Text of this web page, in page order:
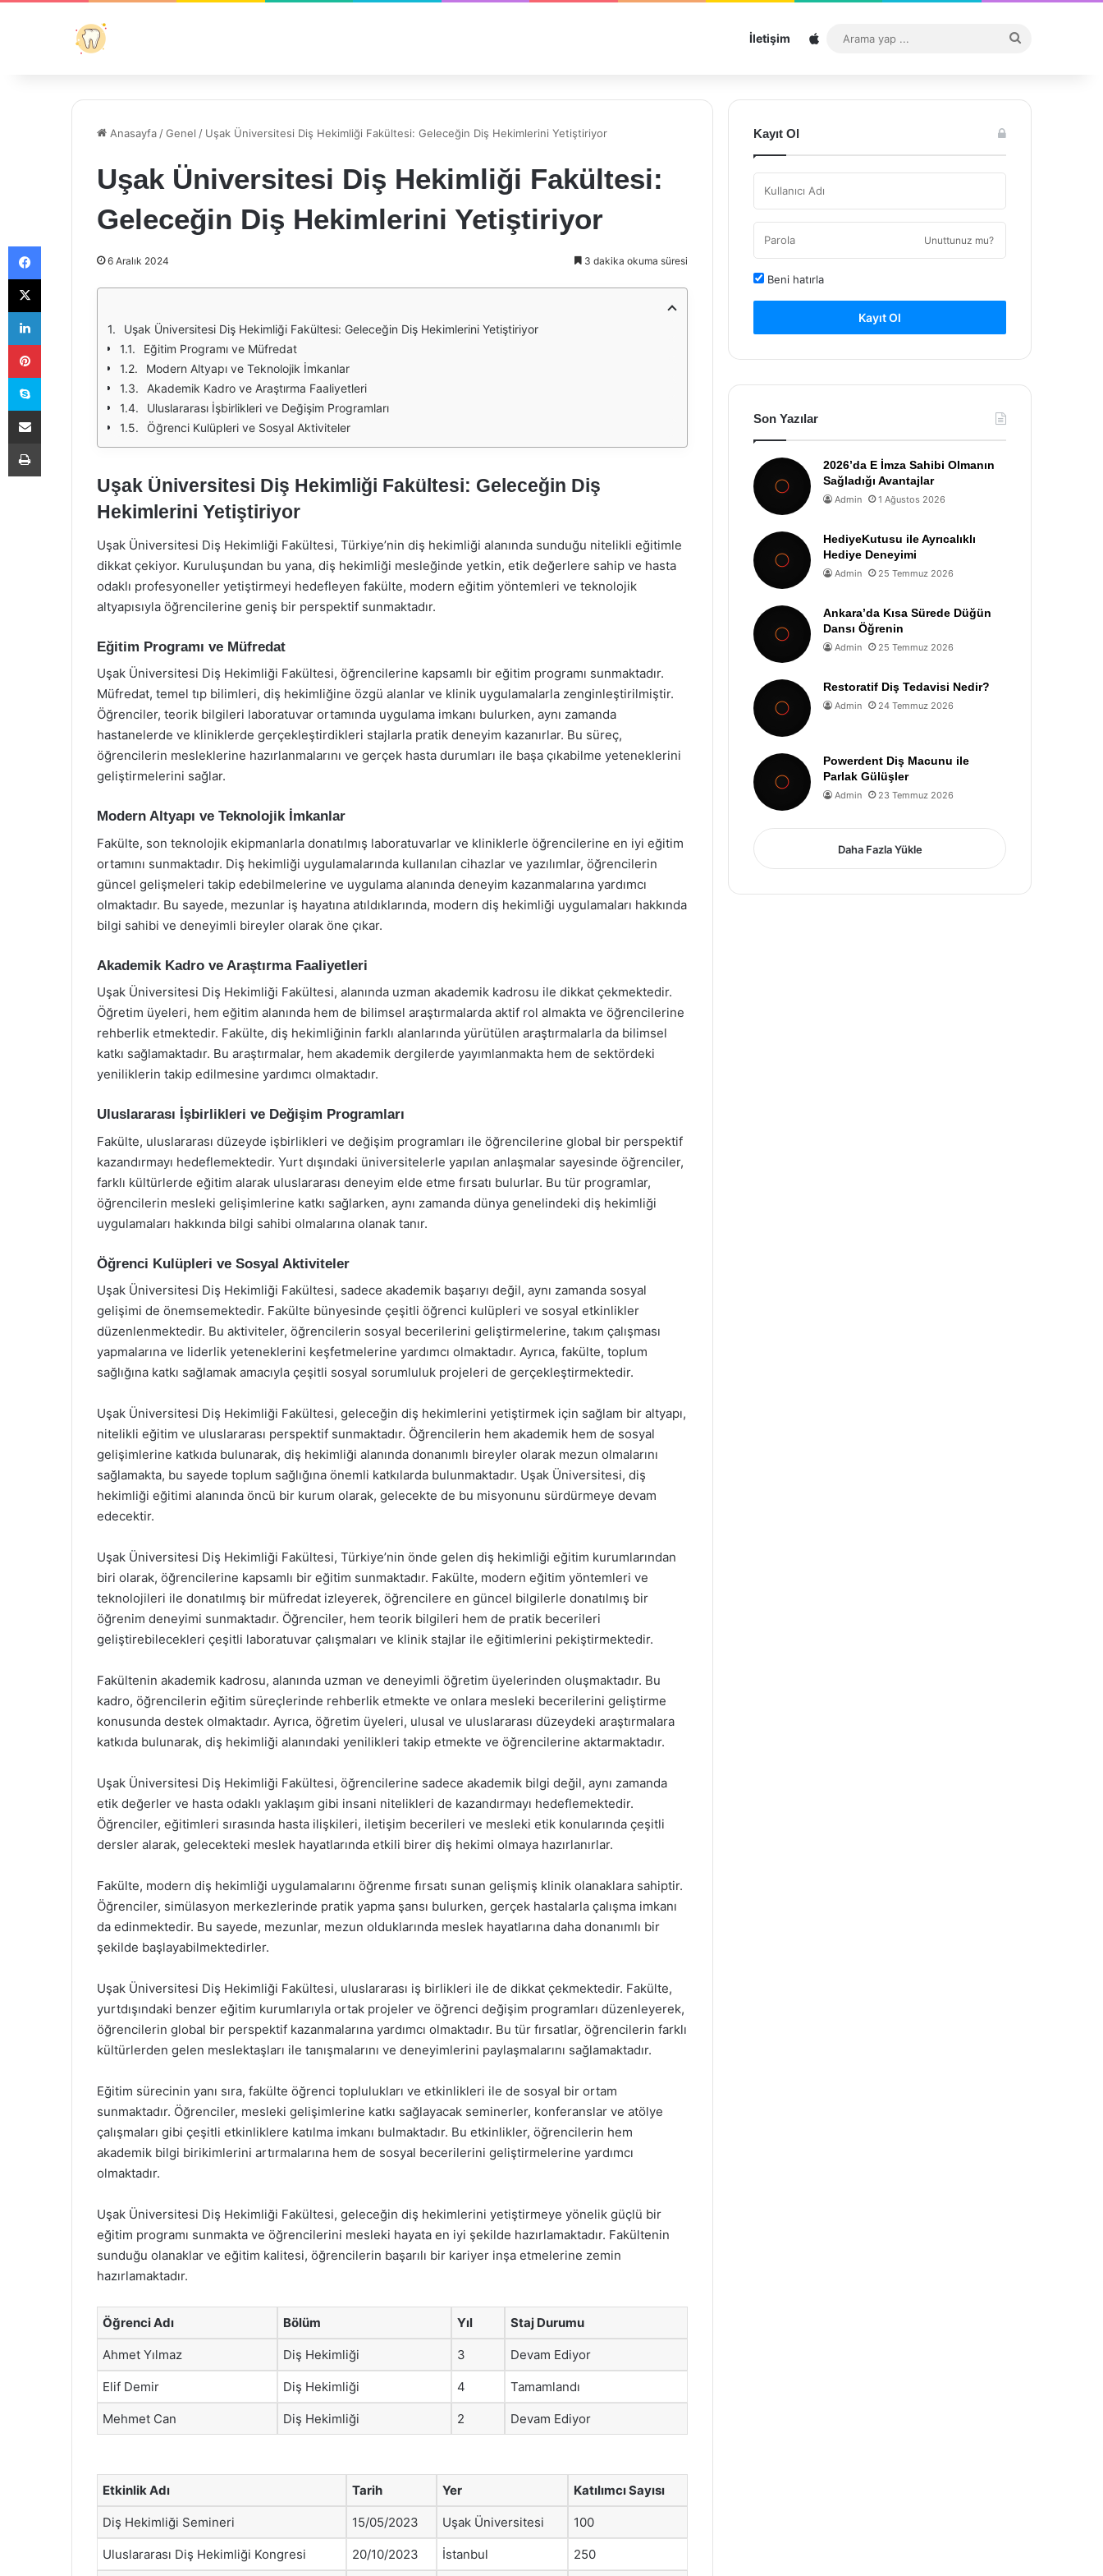
İletişim Sitemap
...
Anasayfa /Genel / Uşak Üniversitesi Diş Hekimliği Fakültesi: Geleceğin Diş Hekimlerini Yetiştiriyor
Uşak Üniversitesi Diş Hekimliği Fakültesi:
Geleceğin Diş Hekimlerini Yetiştiriyor
6 Aralık 2024 3 dakika okuma süresi
Uşak Üniversitesi Diş Hekimliği Fakültesi: Geleceğin Diş Hekimlerini Yetiştiriyor
Eğitim Programı ve Müfredat
Modern Altyapı ve Teknolojik İmkanlar
Akademik Kadro ve Araştırma Faaliyetleri
Uluslararası İşbirlikleri ve Değişim Programları
Öğrenci Kulüpleri ve Sosyal Aktiviteler
Uşak Üniversitesi Diş Hekimliği Fakültesi: Geleceğin Diş
Hekimlerini Yetiştiriyor
Uşak Üniversitesi Diş Hekimliği Fakültesi, Türkiye’nin diş hekimliği alanında sunduğu nitelikli eğitimle
dikkat çekiyor. Kuruluşundan bu yana, diş hekimliği mesleğinde yetkin, etik değerlere sahip ve hasta
odaklı profesyoneller yetiştirmeyi hedefleyen fakülte, modern eğitim yöntemleri ve teknolojik
altyapısıyla öğrencilerine geniş bir perspektif sunmaktadır.
Eğitim Programı ve Müfredat
Uşak Üniversitesi Diş Hekimliği Fakültesi, öğrencilerine kapsamlı bir eğitim programı sunmaktadır.
Müfredat, temel tıp bilimleri, diş hekimliğine özgü alanlar ve klinik uygulamalarla zenginleştirilmiştir.
Öğrenciler, teorik bilgileri laboratuvar ortamında uygulama imkanı bulurken, aynı zamanda
hastanelerde ve kliniklerde gerçekleştirdikleri stajlarla pratik deneyim kazanırlar. Bu süreç,
öğrencilerin mesleklerine hazırlanmalarını ve gerçek hasta durumları ile başa çıkabilme yeteneklerini
geliştirmelerini sağlar.
Modern Altyapı ve Teknolojik İmkanlar
Fakülte, son teknolojik ekipmanlarla donatılmış laboratuvarlar ve kliniklerle öğrencilerine en iyi eğitim
ortamını sunmaktadır. Diş hekimliği uygulamalarında kullanılan cihazlar ve yazılımlar, öğrencilerin
güncel gelişmeleri takip edebilmelerine ve uygulama alanında deneyim kazanmalarına yardımcı
olmaktadır. Bu sayede, mezunlar iş hayatına atıldıklarında, modern diş hekimliği uygulamaları hakkında
bilgi sahibi ve deneyimli bireyler olarak öne çıkar.
Akademik Kadro ve Araştırma Faaliyetleri
Uşak Üniversitesi Diş Hekimliği Fakültesi, alanında uzman akademik kadrosu ile dikkat çekmektedir.
Öğretim üyeleri, hem eğitim alanında hem de bilimsel araştırmalarda aktif rol almakta ve öğrencilerine
rehberlik etmektedir. Fakülte, diş hekimliğinin farklı alanlarında yürütülen araştırmalarla da bilimsel
katkı sağlamaktadır. Bu araştırmalar, hem akademik dergilerde yayımlanmakta hem de sektördeki
yeniliklerin takip edilmesine yardımcı olmaktadır.
Uluslararası İşbirlikleri ve Değişim Programları
Fakülte, uluslararası düzeyde işbirlikleri ve değişim programları ile öğrencilerine global bir perspektif
kazandırmayı hedeflemektedir. Yurt dışındaki üniversitelerle yapılan anlaşmalar sayesinde öğrenciler,
farklı kültürlerde eğitim alarak uluslararası deneyim elde etme fırsatı bulurlar. Bu tür programlar,
öğrencilerin mesleki gelişimlerine katkı sağlarken, aynı zamanda dünya genelindeki diş hekimliği
uygulamaları hakkında bilgi sahibi olmalarına olanak tanır.
Öğrenci Kulüpleri ve Sosyal Aktiviteler
Uşak Üniversitesi Diş Hekimliği Fakültesi, sadece akademik başarıyı değil, aynı zamanda sosyal
gelişimi de önemsemektedir. Fakülte bünyesinde çeşitli öğrenci kulüpleri ve sosyal etkinlikler
düzenlenmektedir. Bu aktiviteler, öğrencilerin sosyal becerilerini geliştirmelerine, takım çalışması
yapmalarına ve liderlik yeteneklerini keşfetmelerine yardımcı olmaktadır. Ayrıca, fakülte, toplum
sağlığına katkı sağlamak amacıyla çeşitli sosyal sorumluluk projeleri de gerçekleştirmektedir.
Uşak Üniversitesi Diş Hekimliği Fakültesi, geleceğin diş hekimlerini yetiştirmek için sağlam bir altyapı,
nitelikli eğitim ve uluslararası perspektif sunmaktadır. Öğrencilerin hem akademik hem de sosyal
gelişimlerine katkıda bulunarak, diş hekimliği alanında donanımlı bireyler olarak mezun olmalarını
sağlamakta, bu sayede toplum sağlığına önemli katkılarda bulunmaktadır. Uşak Üniversitesi, diş
hekimliği eğitimi alanında öncü bir kurum olarak, gelecekte de bu misyonunu sürdürmeye devam
edecektir.
Uşak Üniversitesi Diş Hekimliği Fakültesi, Türkiye’nin önde gelen diş hekimliği eğitim kurumlarından
biri olarak, öğrencilerine kapsamlı bir eğitim sunmaktadır. Fakülte, modern eğitim yöntemleri ve
teknolojileri ile donatılmış bir müfredat izleyerek, öğrencilere en güncel bilgilerle donatılmış bir
öğrenim deneyimi sunmaktadır. Öğrenciler, hem teorik bilgileri hem de pratik becerileri
geliştirebilecekleri çeşitli laboratuvar çalışmaları ve klinik stajlar ile eğitimlerini pekiştirmektedir.
Fakültenin akademik kadrosu, alanında uzman ve deneyimli öğretim üyelerinden oluşmaktadır. Bu
kadro, öğrencilerin eğitim süreçlerinde rehberlik etmekte ve onlara mesleki becerilerini geliştirme
konusunda destek olmaktadır. Ayrıca, öğretim üyeleri, ulusal ve uluslararası düzeydeki araştırmalara
katkıda bulunarak, diş hekimliği alanındaki yenilikleri takip etmekte ve öğrencilerine aktarmaktadır.
Uşak Üniversitesi Diş Hekimliği Fakültesi, öğrencilerine sadece akademik bilgi değil, aynı zamanda
etik değerler ve hasta odaklı yaklaşım gibi insani nitelikleri de kazandırmayı hedeflemektedir.
Öğrenciler, eğitimleri sırasında hasta ilişkileri, iletişim becerileri ve mesleki etik konularında çeşitli
dersler alarak, gelecekteki meslek hayatlarında etkili birer diş hekimi olmaya hazırlanırlar.
Fakülte, modern diş hekimliği uygulamalarını öğrenme fırsatı sunan gelişmiş klinik olanaklara sahiptir.
Öğrenciler, simülasyon merkezlerinde pratik yapma şansı bulurken, gerçek hastalarla çalışma imkanı
da edinmektedir. Bu sayede, mezunlar, mezun olduklarında meslek hayatlarına daha donanımlı bir
şekilde başlayabilmektedirler.
Uşak Üniversitesi Diş Hekimliği Fakültesi, uluslararası iş birlikleri ile de dikkat çekmektedir. Fakülte,
yurtdışındaki benzer eğitim kurumlarıyla ortak projeler ve öğrenci değişim programları düzenleyerek,
öğrencilerin global bir perspektif kazanmalarına yardımcı olmaktadır. Bu tür fırsatlar, öğrencilerin farklı
kültürlerden gelen meslektaşları ile tanışmalarını ve deneyimlerini paylaşmalarını sağlamaktadır.
Eğitim sürecinin yanı sıra, fakülte öğrenci toplulukları ve etkinlikleri ile de sosyal bir ortam
sunmaktadır. Öğrenciler, mesleki gelişimlerine katkı sağlayacak seminerler, konferanslar ve atölye
çalışmaları gibi çeşitli etkinliklere katılma imkanı bulmaktadır. Bu etkinlikler, öğrencilerin hem
akademik bilgi birikimlerini artırmalarına hem de sosyal becerilerini geliştirmelerine yardımcı
olmaktadır.
Uşak Üniversitesi Diş Hekimliği Fakültesi, geleceğin diş hekimlerini yetiştirmeye yönelik güçlü bir
eğitim programı sunmakta ve öğrencilerini mesleki hayata en iyi şekilde hazırlamaktadır. Fakültenin
sunduğu olanaklar ve eğitim kalitesi, öğrencilerin başarılı bir kariyer inşa etmelerine zemin
hazırlamaktadır.
Öğrenci Adı Bölüm Yıl Staj Durumu
Ahmet Yılmaz Diş Hekimliği 3 Devam Ediyor
Elif Demir Diş Hekimliği 4 Tamamlandı
Mehmet Can Diş Hekimliği 2 Devam Ediyor
Etkinlik Adı Tarih Yer Katılımcı Sayısı
Diş Hekimliği Semineri 15/05/2023 Uşak Üniversitesi 100
Uluslararası Diş Hekimliği Kongresi 20/10/2023 İstanbul 250
Kayıt Ol
Unuttunuz mu?
Beni hatırla
Kayıt Ol
Son Yazılar
2026’da E İmza Sahibi Olmanın
Sağladığı Avantajlar
Admin 1 Ağustos 2026
HediyeKutusu ile Ayrıcalıklı
Hediye Deneyimi
Admin 25 Temmuz 2026
Ankara’da Kısa Sürede Düğün
Dansı Öğrenin
Admin 25 Temmuz 2026
Restoratif Diş Tedavisi Nedir?
Admin 24 Temmuz 2026
Powerdent Diş Macunu ile
Parlak Gülüşler
Admin 23 Temmuz 2026
Daha Fazla Yükle
Facebook
X
LinkedIn
Pinterest
Skype
E-Posta ile paylaş